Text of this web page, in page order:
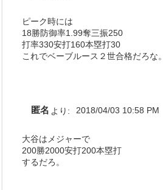
ピーク時には
18勝防御率1.99奪三振250
打率330安打160本塁打30
これでベーブルース２世合格だろな。
匿名 より: 2018/04/03 10:58 PM
大谷はメジャーで
200勝2000安打200本塁打
するだろ。